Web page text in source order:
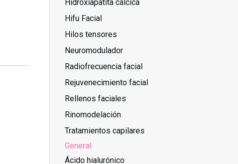
Hidroxiapatita cálcica
Hifu Facial
Hilos tensores
Neuromodulador
Radiofrecuencia facial
Rejuvenecimiento facial
Rellenos faciales
Rinomodelación
Tratamientos capilares
General
Ácido hialurónico